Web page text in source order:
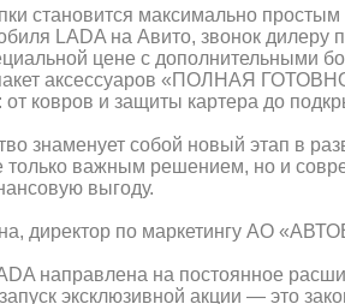
становится максимально
LADA на Авито, звонок
цене с дополнительными
аксессуаров «ПОЛНАЯ
от ковров и защиты картера до
знаменует собой новый этап в
только важным решением, но и
выгоду.
директор по маркетингу АО
направлена на постоянное
эксклюзивной акции — это